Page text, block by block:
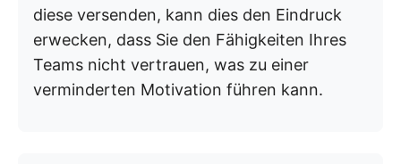
diese versenden, kann dies den Eindruck
erwecken, dass Sie den Fähigkeiten Ihres
Teams nicht vertrauen, was zu einer
verminderten Motivation führen kann.